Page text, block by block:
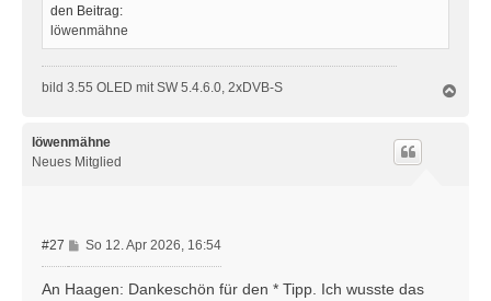
den Beitrag:
löwenmähne
bild 3.55 OLED mit SW 5.4.6.0, 2xDVB-S
löwenmähne
Neues Mitglied
#27
B
e
So 12. Apr 2026, 16:54
An Haagen: Dankeschön für den * Tipp. Ich wusste das